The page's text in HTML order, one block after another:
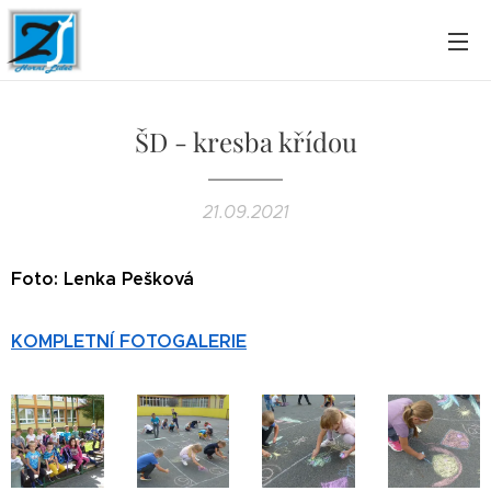
ŠD - kresba křídou
21.09.2021
Foto: Lenka Pešková
KOMPLETNÍ FOTOGALERIE